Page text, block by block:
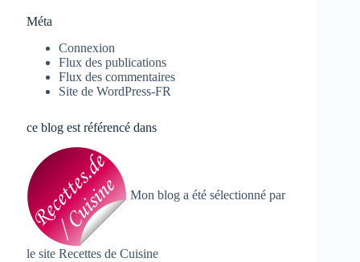
Méta
Connexion
Flux des publications
Flux des commentaires
Site de WordPress-FR
ce blog est référencé dans
Mon blog a été sélectionné par
le site Recettes de Cuisine